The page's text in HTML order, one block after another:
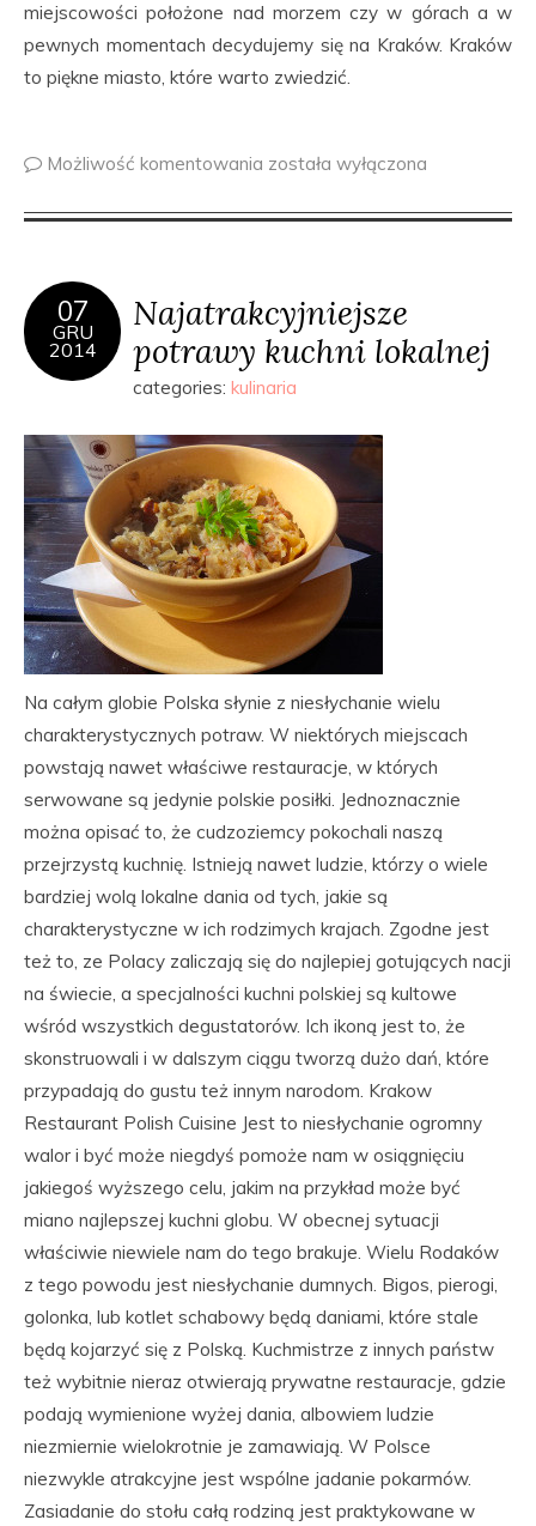
miejscowości położone nad morzem czy w górach a w
pewnych momentach decydujemy się na Kraków. Kraków
to piękne miasto, które warto zwiedzić.
Możliwość komentowania została wyłączona
07
GRU
2014
Najatrakcyjniejsze
potrawy kuchni lokalnej
categories: kulinaria
Na całym globie Polska słynie z niesłychanie wielu
charakterystycznych potraw. W niektórych miejscach
powstają nawet właściwe restauracje, w których
serwowane są jedynie polskie posiłki. Jednoznacznie
można opisać to, że cudzoziemcy pokochali naszą
przejrzystą kuchnię. Istnieją nawet ludzie, którzy o wiele
bardziej wolą lokalne dania od tych, jakie są
charakterystyczne w ich rodzimych krajach. Zgodne jest
też to, ze Polacy zaliczają się do najlepiej gotujących nacji
na świecie, a specjalności kuchni polskiej są kultowe
wśród wszystkich degustatorów. Ich ikoną jest to, że
skonstruowali i w dalszym ciągu tworzą dużo dań, które
przypadają do gustu też innym narodom. Krakow
Restaurant Polish Cuisine Jest to niesłychanie ogromny
walor i być może niegdyś pomoże nam w osiągnięciu
jakiegoś wyższego celu, jakim na przykład może być
miano najlepszej kuchni globu. W obecnej sytuacji
właściwie niewiele nam do tego brakuje. Wielu Rodaków
z tego powodu jest niesłychanie dumnych. Bigos, pierogi,
golonka, lub kotlet schabowy będą daniami, które stale
będą kojarzyć się z Polską. Kuchmistrze z innych państw
też wybitnie nieraz otwierają prywatne restauracje, gdzie
podają wymienione wyżej dania, albowiem ludzie
niezmiernie wielokrotnie je zamawiają. W Polsce
niezwykle atrakcyjne jest wspólne jadanie pokarmów.
Zasiadanie do stołu całą rodziną jest praktykowane w